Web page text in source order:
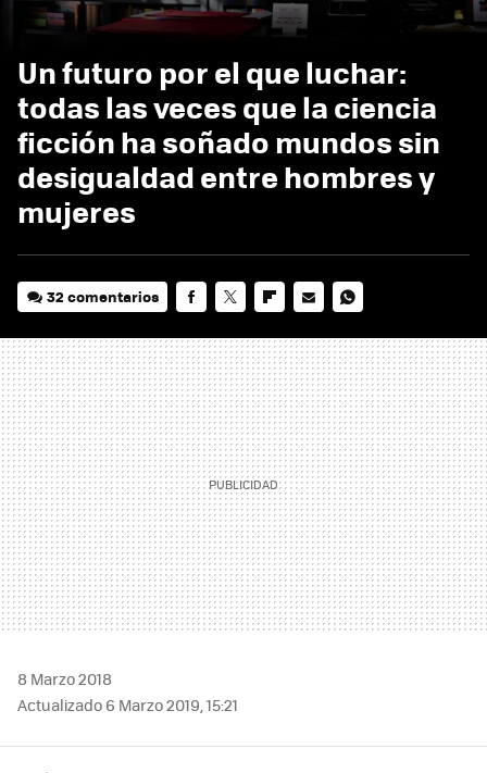
Un futuro por el que luchar:
todas las veces que la ciencia
ficción ha soñado mundos sin
desigualdad entre hombres y
mujeres
32 comentarios
MAIL
8 Marzo 2018
Actualizado 6 Marzo 2019, 15:21